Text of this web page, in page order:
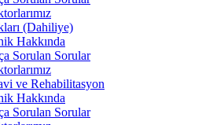
(Dahiliye)
Hakkında
Sorulan Sorular
ve Rehabilitasyon
Hakkında
Sorulan Sorular